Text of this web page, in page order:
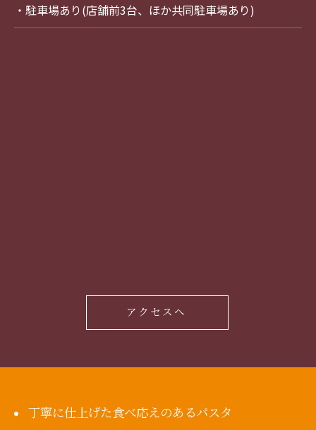
・駐車場あり(店舗前3台、ほか共同駐車場あり)
アクセスへ
丁寧に仕上げた食べ応えのあるパスタ